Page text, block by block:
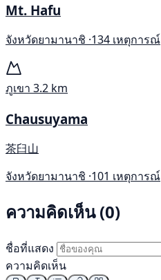
Mt. Hafu
จังหวัดยามานาชิ ·134 เหตุการณ์
ภูเขา 3.2 km
Chausuyama
茶臼山
จังหวัดยามานาชิ ·101 เหตุการณ์
ความคิดเห็น (0)
ชื่อที่แสดง
ความคิดเห็น